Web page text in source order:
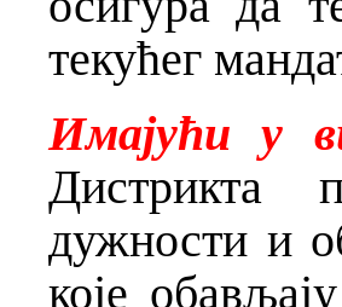
текућег
Имајући у
Дистрикта
дужности и
које